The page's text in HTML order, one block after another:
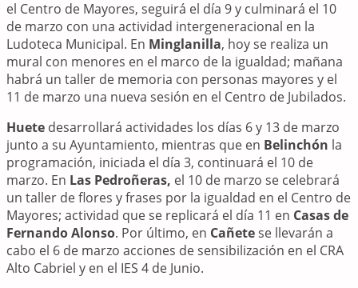
el Centro de Mayores, seguirá el día 9 y culminará el 10
de marzo con una actividad intergeneracional en la
Ludoteca Municipal. En Minglanilla, hoy se realiza un
mural con menores en el marco de la igualdad; mañana
habrá un taller de memoria con personas mayores y el
11 de marzo una nueva sesión en el Centro de Jubilados.
Huete desarrollará actividades los días 6 y 13 de marzo
junto a su Ayuntamiento, mientras que en Belinchón la
programación, iniciada el día 3, continuará el 10 de
marzo. En Las Pedroñeras, el 10 de marzo se celebrará
un taller de flores y frases por la igualdad en el Centro de
Mayores; actividad que se replicará el día 11 en Casas de
Fernando Alonso. Por último, en Cañetese llevarán a
cabo el 6 de marzo acciones de sensibilización en el CRA
Alto Cabriel y en el IES 4 de Junio.